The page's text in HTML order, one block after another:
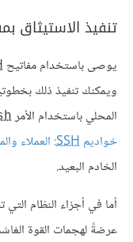
تنفيذ الاستيثاق
يوصى باستخدام مفاتيح
ويمكنك تنفيذ ذلك
المحلي باستخدام الأمر
خواديم SSH: العملاء
الخادم البعيد.
أما في أجزاء النظام